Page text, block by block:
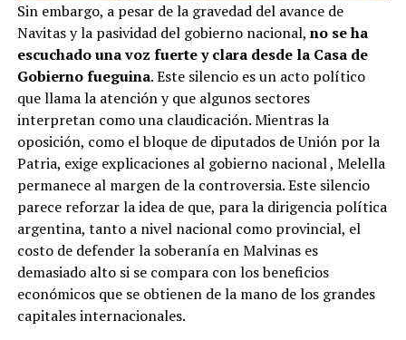
Sin embargo, a pesar de la gravedad del avance de
Navitas y la pasividad del gobierno nacional, no se ha
escuchado una voz fuerte y clara desde la Casa de
Gobierno fueguina. Este silencio es un acto político
que llama la atención y que algunos sectores
interpretan como una claudicación. Mientras la
oposición, como el bloque de diputados de Unión por la
Patria, exige explicaciones al gobierno nacional, Melella
permanece al margen de la controversia. Este silencio
parece reforzar la idea de que, para la dirigencia política
argentina, tanto a nivel nacional como provincial, el
costo de defender la soberanía en Malvinas es
demasiado alto si se compara con los beneficios
económicos que se obtienen de la mano de los grandes
capitales internacionales.